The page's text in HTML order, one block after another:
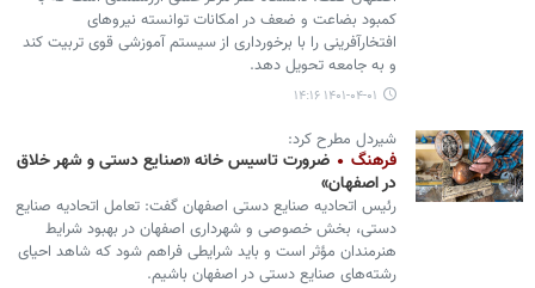
کمبود بضاعت و ضعف در امکانات توانسته نیروهای
افتخارآفرینی را با برخورداری از سیستم آموزشی قوی تربیت کند
و به جامعه تحویل دهد.
۱۴۰۱-۰۴-۰۱ ۱۴:۱۶
شیردل مطرح کرد:
فرهنگ
ضرورت تاسیس خانه «صنایع دستی و شهر خلاق
در اصفهان»
رئیس اتحادیه صنایع دستی اصفهان گفت: تعامل اتحادیه صنایع
دستی، بخش خصوصی و شهرداری اصفهان در بهبود شرایط
هنرمندان مؤثر است و باید شرایطی فراهم شود که شاهد احیای
رشته‌های صنایع دستی در اصفهان باشیم.